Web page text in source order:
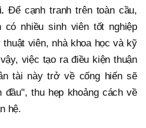
Để cạnh tranh trên toàn cầu,
có nhiều sinh viên tốt nghiệp
viên, nhà khoa học và kỹ
việc tạo ra điều kiện thuận
tài này trở về cống hiến sẽ
đầu", thu hẹp khoảng cách về
hệ.